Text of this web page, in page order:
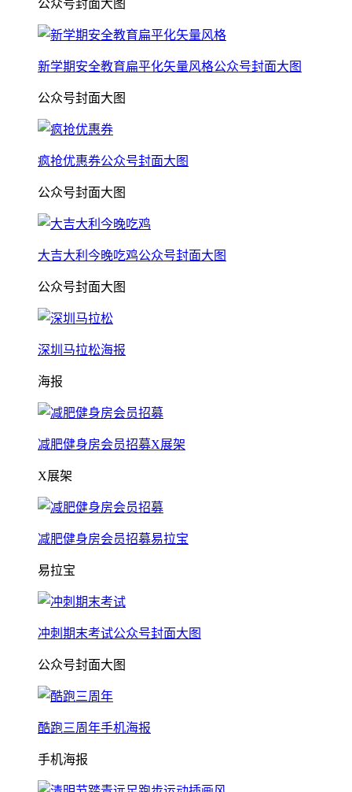
公众号封面大图
新学期安全教育扁平化矢量风格公众号封面大图
公众号封面大图
疯抢优惠券公众号封面大图
公众号封面大图
大吉大利今晚吃鸡公众号封面大图
公众号封面大图
深圳马拉松海报
海报
减肥健身房会员招募X展架
X展架
减肥健身房会员招募易拉宝
易拉宝
冲刺期末考试公众号封面大图
公众号封面大图
酷跑三周年手机海报
手机海报